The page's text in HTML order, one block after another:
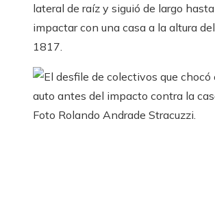
lateral de raíz y siguió de largo hasta
impactar con una casa a la altura del
1817.